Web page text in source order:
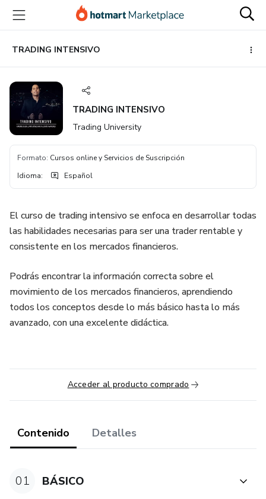
principal
página
de
página
TRADING INTENSIVO
TRADING INTENSIVO
Trading University
Formato: Cursos online y Servicios de Suscripción
Idioma: Español
El curso de trading intensivo se enfoca en desarrollar todas
las habilidades necesarias para ser una trader rentable y
consistente en los mercados financieros.
Podrás encontrar la información correcta sobre el
movimiento de los mercados financieros, aprendiendo
todos los conceptos desde lo más básico hasta lo más
avanzado, con una excelente didáctica.
Acceder al producto comprado
Contenido Detalles
01 BÁSICO